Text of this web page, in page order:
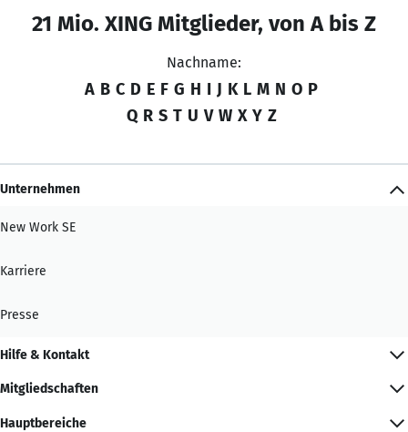
21 Mio. XING Mitglieder, von A bis Z
Nachname:
A B C D E F G H I J K L M N O P
Q R S T U V W X Y Z
Unternehmen
New Work SE
Karriere
Presse
Hilfe & Kontakt
Mitgliedschaften
Hauptbereiche